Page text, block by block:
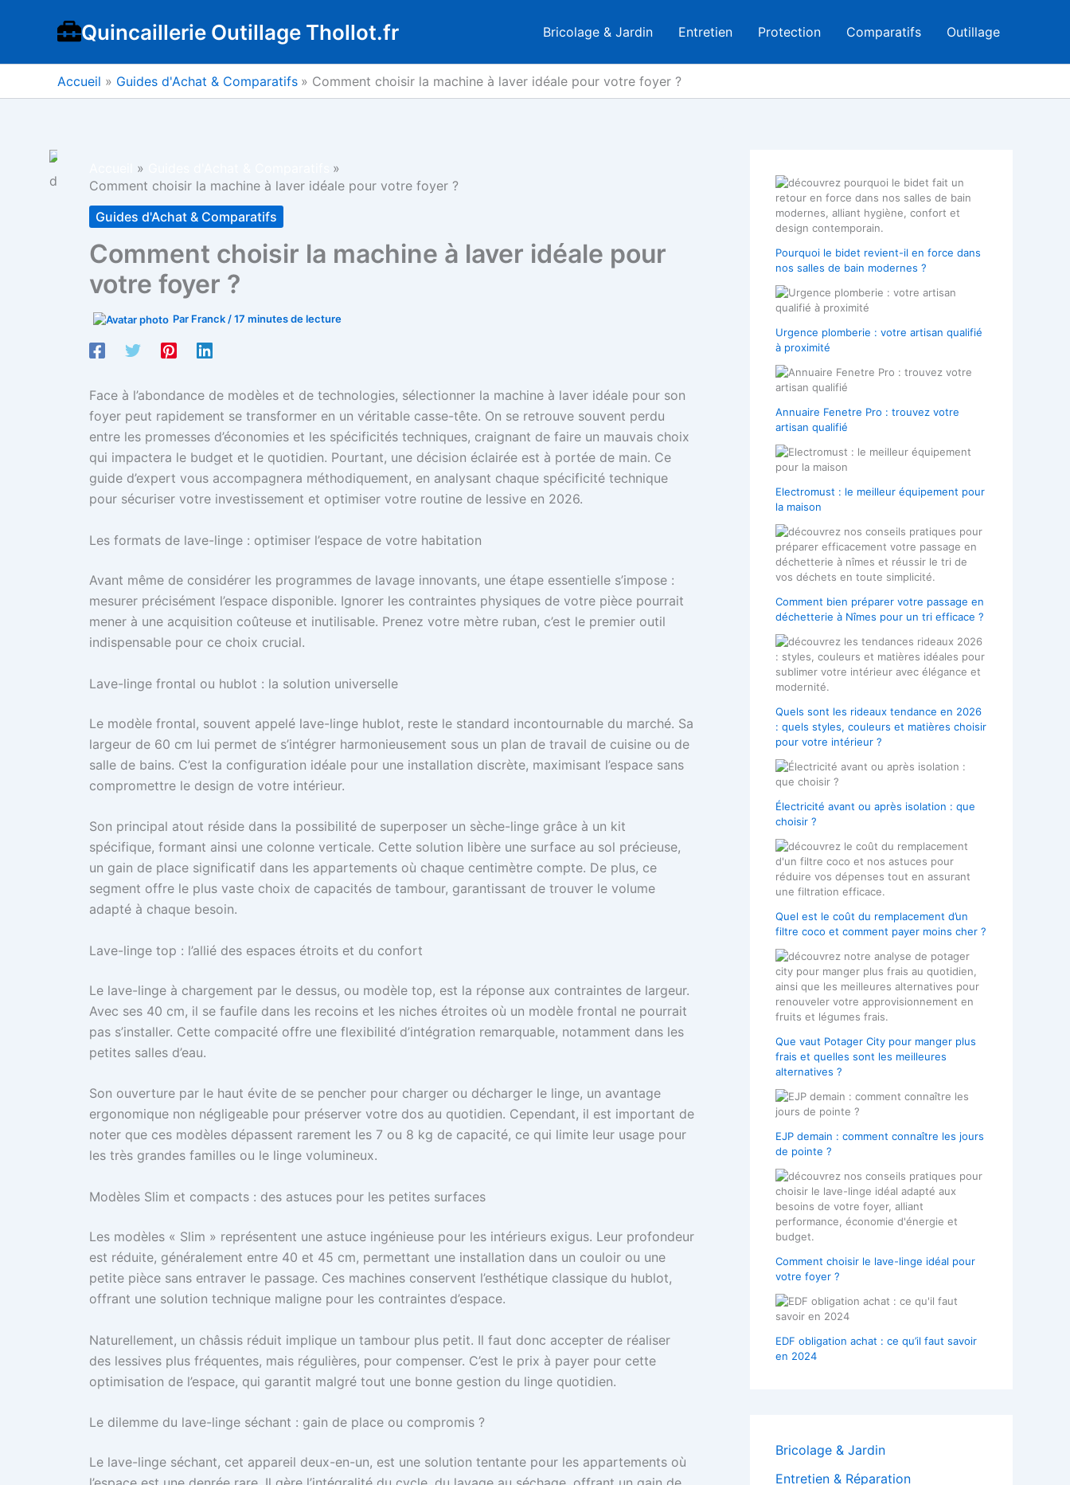
Quincaillerie Outillage Thollot.fr Bricolage & Jardin Entretien Protection Comparatifs Outillage
Accueil Guides d'Achat & Comparatifs Comment choisir la machine à laver idéale pour votre foyer ?
Comment choisir la machine à laver idéale pour votre foyer ?
Guides d'Achat & Comparatifs
Comment choisir la machine à laver idéale pour
votre foyer ?
Par Franck /17 minutes de lecture
Face à l’abondance de modèles et de technologies, sélectionner la machine à laver idéale pour son
foyer peut rapidement se transformer en un véritable casse-tête. On se retrouve souvent perdu
entre les promesses d’économies et les spécificités techniques, craignant de faire un mauvais choix
qui impactera le budget et le quotidien. Pourtant, une décision éclairée est à portée de main. Ce
guide d’expert vous accompagnera méthodiquement, en analysant chaque spécificité technique
pour sécuriser votre investissement et optimiser votre routine de lessive en 2026.
Les formats de lave-linge : optimiser l’espace de votre habitation
Avant même de considérer les programmes de lavage innovants, une étape essentielle s’impose :
mesurer précisément l’espace disponible. Ignorer les contraintes physiques de votre pièce pourrait
mener à une acquisition coûteuse et inutilisable. Prenez votre mètre ruban, c’est le premier outil
indispensable pour ce choix crucial.
Lave-linge frontal ou hublot : la solution universelle
Le modèle frontal, souvent appelé lave-linge hublot, reste le standard incontournable du marché. Sa
largeur de 60 cm lui permet de s’intégrer harmonieusement sous un plan de travail de cuisine ou de
salle de bains. C’est la configuration idéale pour une installation discrète, maximisant l’espace sans
compromettre le design de votre intérieur.
Son principal atout réside dans la possibilité de superposer un sèche-linge grâce à un kit
spécifique, formant ainsi une colonne verticale. Cette solution libère une surface au sol précieuse,
un gain de place significatif dans les appartements où chaque centimètre compte. De plus, ce
segment offre le plus vaste choix de capacités de tambour, garantissant de trouver le volume
adapté à chaque besoin.
Lave-linge top : l’allié des espaces étroits et du confort
Le lave-linge à chargement par le dessus, ou modèle top, est la réponse aux contraintes de largeur.
Avec ses 40 cm, il se faufile dans les recoins et les niches étroites où un modèle frontal ne pourrait
pas s’installer. Cette compacité offre une flexibilité d’intégration remarquable, notamment dans les
petites salles d’eau.
Son ouverture par le haut évite de se pencher pour charger ou décharger le linge, un avantage
ergonomique non négligeable pour préserver votre dos au quotidien. Cependant, il est important de
noter que ces modèles dépassent rarement les 7 ou 8 kg de capacité, ce qui limite leur usage pour
les très grandes familles ou le linge volumineux.
Modèles Slim et compacts : des astuces pour les petites surfaces
Les modèles « Slim » représentent une astuce ingénieuse pour les intérieurs exigus. Leur profondeur
est réduite, généralement entre 40 et 45 cm, permettant une installation dans un couloir ou une
petite pièce sans entraver le passage. Ces machines conservent l’esthétique classique du hublot,
offrant une solution technique maligne pour les contraintes d’espace.
Naturellement, un châssis réduit implique un tambour plus petit. Il faut donc accepter de réaliser
des lessives plus fréquentes, mais régulières, pour compenser. C’est le prix à payer pour cette
optimisation de l’espace, qui garantit malgré tout une bonne gestion du linge quotidien.
Le dilemme du lave-linge séchant : gain de place ou compromis ?
Le lave-linge séchant, cet appareil deux-en-un, est une solution tentante pour les appartements où
Pourquoi le bidet revient-il en force dans
nos salles de bain modernes ?
Urgence plomberie : votre artisan qualifié
à proximité
Annuaire Fenetre Pro : trouvez votre
artisan qualifié
Electromust : le meilleur équipement pour
la maison
Comment bien préparer votre passage en
déchetterie à Nîmes pour un tri efficace ?
Quels sont les rideaux tendance en 2026
: quels styles, couleurs et matières choisir
pour votre intérieur ?
Électricité avant ou après isolation : que
choisir ?
Quel est le coût du remplacement d’un
filtre coco et comment payer moins cher ?
Que vaut Potager City pour manger plus
frais et quelles sont les meilleures
alternatives ?
EJP demain : comment connaître les jours
de pointe ?
Comment choisir le lave-linge idéal pour
votre foyer ?
EDF obligation achat : ce qu’il faut savoir
en 2024
Bricolage & Jardin
Entretien & Réparation